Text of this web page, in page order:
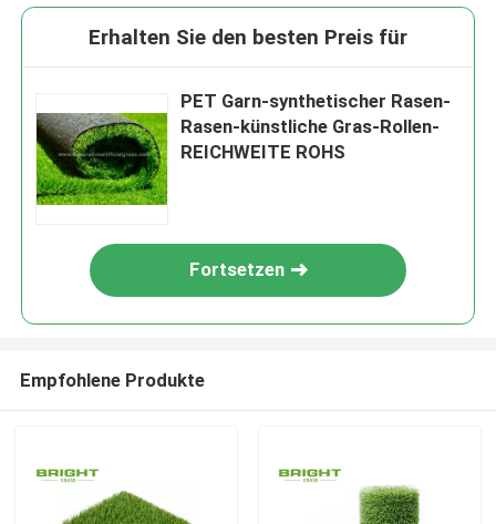
Erhalten Sie den besten Preis für
PET Garn-synthetischer Rasen-
Rasen-künstliche Gras-Rollen-
REICHWEITE ROHS
Fortsetzen
Empfohlene Produkte